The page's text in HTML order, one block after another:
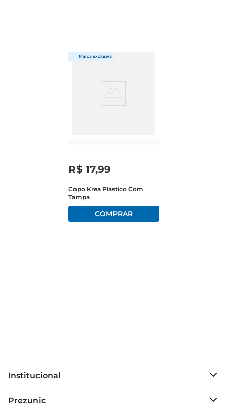
Design e Material de Qualidade
Fabricado em vidro de alta qualidade, o copo
durabilidade e praticidade no dia a dia.
Versatilidade para Diferentes Ocasiões
Este copo é ideal para diversas situações, seja em
capacidade adequada para servir porções
design que se destaca pela simplicidade e
R$ 17,99
Copo Krea Plástico Com
Tampa
Institucional
Prezunic